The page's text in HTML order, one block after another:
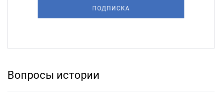
ПОДПИСКА
Вопросы истории